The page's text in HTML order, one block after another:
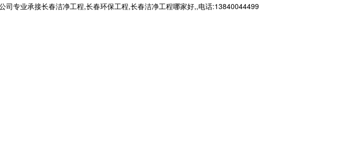
专业承接长春洁净工程,长春环保工程,长春洁净工程哪家好,,电话:13840044499